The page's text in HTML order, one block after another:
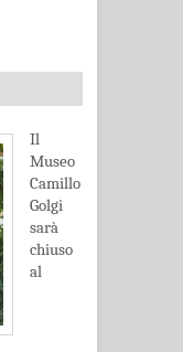
Il
Museo
Camillo
Golgi
sarà
chiuso
al